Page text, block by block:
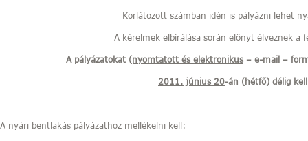
Korlátozott számban idén is pályázni lehet
A kérelmek elbírálása során előnyt élveznek a
A pályázatokat (nyomtatott és elektronikus– e-mail –
2011. június 20-án (hétfő) délig
A nyári bentlakás pályázathoz mellékelni kell: